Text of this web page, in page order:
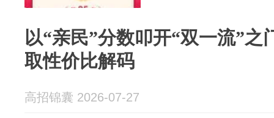
以“亲民”分数叩开“双一流”
取性价比解码
高招锦囊 2026-07-27